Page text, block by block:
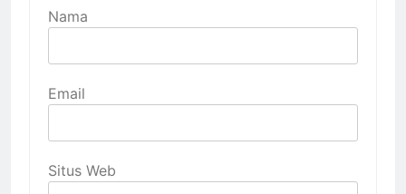
Nama
Email
Situs Web